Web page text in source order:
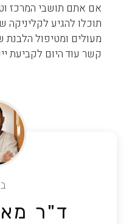
אם אתם תושבי המרכז
תוכלו להגיע לקליניקה
מעולים ומטיפול הלבנת
קשר עוד היום לקביעת
ד"ר